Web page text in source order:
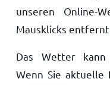
unseren Online-
Mausklicks entfernt.
Das Wetter kann
Wenn Sie